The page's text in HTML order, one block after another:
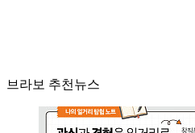
브라보 추천뉴스